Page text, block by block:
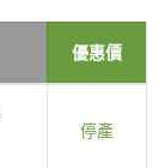
優惠價
停產